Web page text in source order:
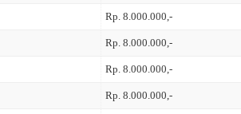
Rp. 8.000.000,-
Rp. 8.000.000,-
Rp. 8.000.000,-
Rp. 8.000.000,-